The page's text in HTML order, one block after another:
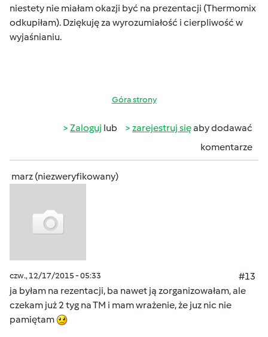
niestety nie miałam okazji być na prezentacji (Thermomix
odkupiłam). Dziękuję za wyrozumiałość i cierpliwość w
wyjaśnianiu.
Góra strony
Zaloguj lub zarejestruj sięaby dodawać
komentarze
marz (niezweryfikowany)
czw., 12/17/2015 - 05:33
#13
ja byłam na rezentacji, ba nawet ją zorganizowałam, ale
czekam już 2 tyg na TM i mam wrażenie, że juz nic nie
pamiętam